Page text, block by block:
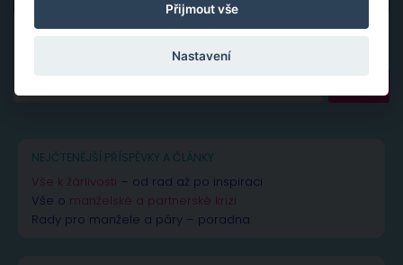
NEJČTENĚJŠÍ PŘÍSPĚVKY A ČLÁNKY
Vše k žárlivosti – od rad až po inspiraci
Vše o manželské a partnerské krizi
Rady pro manžele a páry – poradna
Přijmout vše
Nastavení